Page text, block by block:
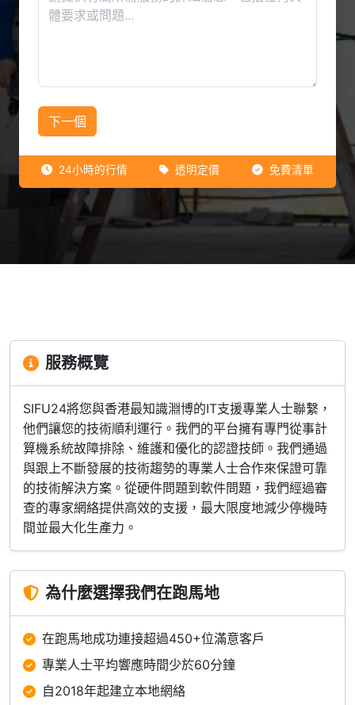
下一個
24小時的行情 透明定價 免費清單
服務概覽
SIFU24將您與香港最知識淵博的IT支援專業人士聯繫，
他們讓您的技術順利運行。我們的平台擁有專門從事計
算機系統故障排除、維護和優化的認證技師。我們通過
與跟上不斷發展的技術趨勢的專業人士合作來保證可靠
的技術解決方案。從硬件問題到軟件問題，我們經過審
查的專家網絡提供高效的支援，最大限度地減少停機時
間並最大化生產力。
為什麼選擇我們在跑馬地
在跑馬地成功連接超過450+位滿意客戶
專業人士平均響應時間少於60分鐘
自2018年起建立本地網絡